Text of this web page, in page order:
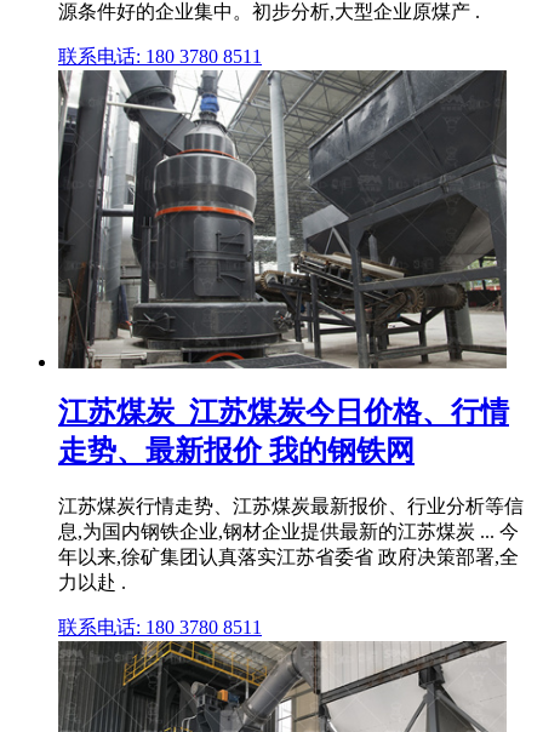
源条件好的企业集中。初步分析,大型企业原煤产 .
联系电话: 180 3780 8511
江苏煤炭_江苏煤炭今日价格、行情
走势、最新报价 我的钢铁网
江苏煤炭行情走势、江苏煤炭最新报价、行业分析等信
息,为国内钢铁企业,钢材企业提供最新的江苏煤炭 ... 今
年以来,徐矿集团认真落实江苏省委省 政府决策部署,全
力以赴 .
联系电话: 180 3780 8511